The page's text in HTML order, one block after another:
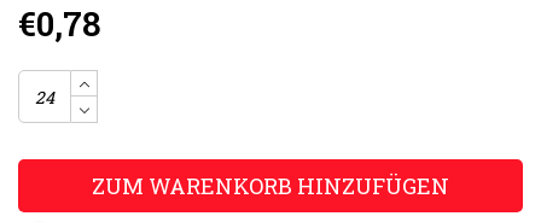
€0,78
ZUM WARENKORB HINZUFÜGEN